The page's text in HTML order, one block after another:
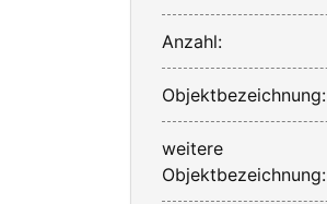
Anzahl:
Objektbezeichnung:
weitere
Objektbezeichnung: